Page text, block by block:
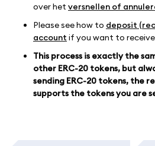
over het versnellen of
Please see how to deposit
account if you want to
This process is exactly the
other ERC-20 tokens, but
sending ERC-20 tokens, the
supports the tokens you are